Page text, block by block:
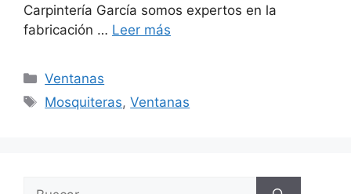
Carpintería García somos expertos en la
fabricación … Leer más
Ventanas
Mosquiteras,Ventanas